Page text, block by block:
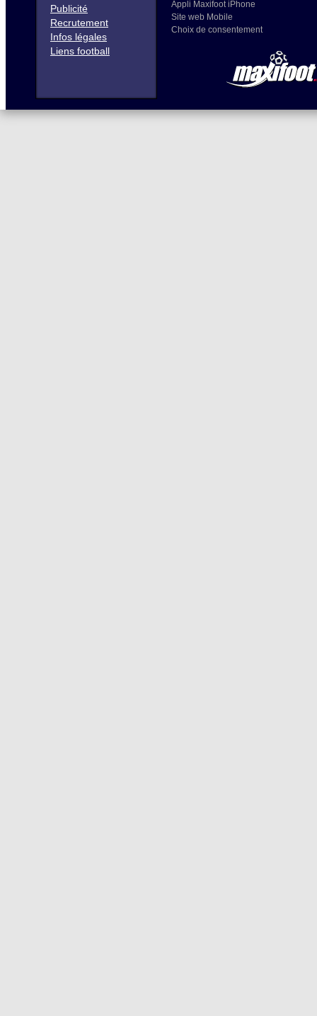
Publicité
Recrutement
Infos légales
Liens football
Appli Maxifoot iPhone
Site web Mobile
Choix de consentement